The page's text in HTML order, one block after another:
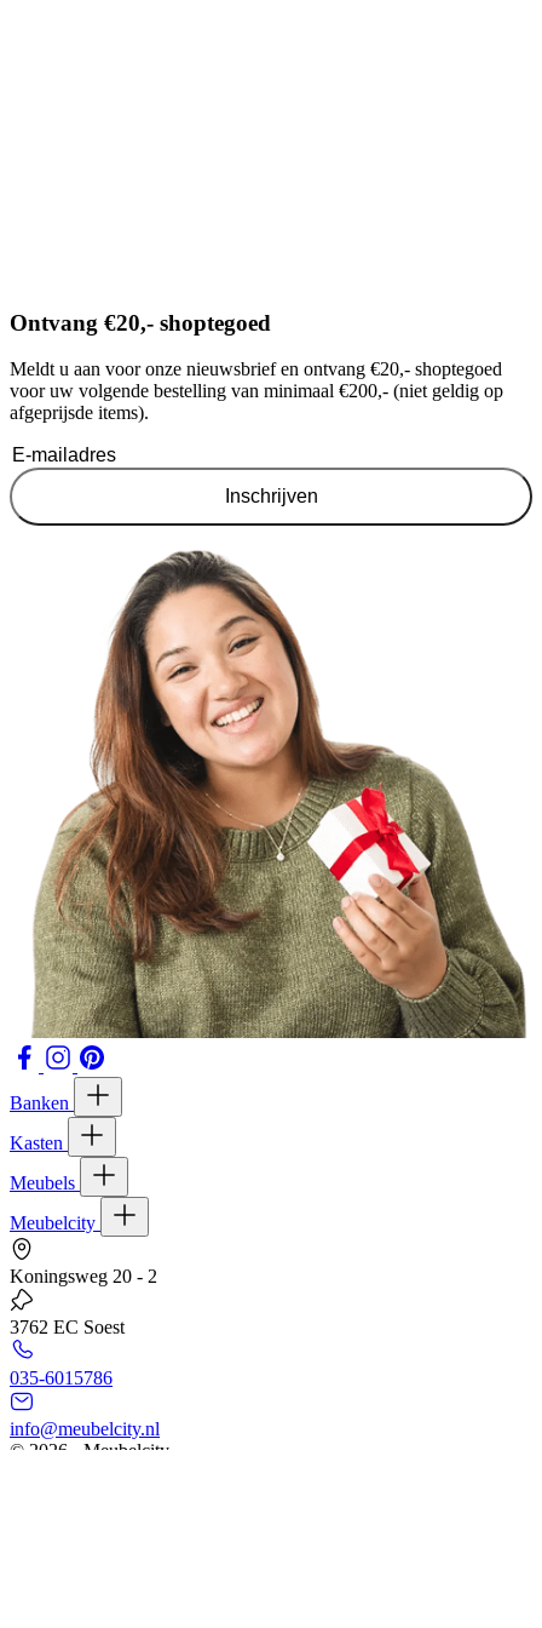
Ontvang €20,- shoptegoed
Meldt u aan voor onze nieuwsbrief en ontvang €20,- shoptegoed
voor uw volgende bestelling van minimaal €200,- (niet geldig op
afgeprijsde items).
Inschrijven
Banken
Kasten
Meubels
Meubelcity
Koningsweg 20 - 2
3762 EC Soest
035-6015786
info@meubelcity.nl
© 2026 - Meubelcity